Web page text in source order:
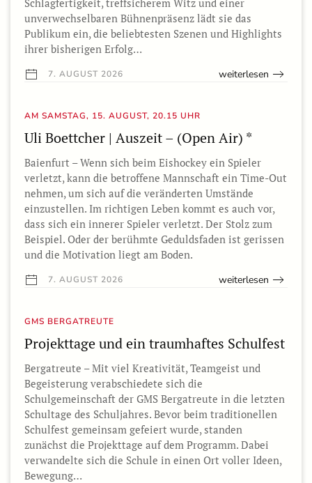
unverwechselbaren Bühnenpräsenz lädt sie das
Publikum ein, die beliebtesten Szenen und Highlights
ihrer bisherigen Erfolg…
7. AUGUST 2026 weiterlesen
AM SAMSTAG, 15. AUGUST, 20.15 UHR
Uli Boettcher | Auszeit – (Open Air) *
Baienfurt – Wenn sich beim Eishockey ein Spieler
verletzt, kann die betroffene Mannschaft ein Time-Out
nehmen, um sich auf die veränderten Umstände
einzustellen. Im richtigen Leben kommt es auch vor,
dass sich ein innerer Spieler verletzt. Der Stolz zum
Beispiel. Oder der berühmte Geduldsfaden ist gerissen
und die Motivation liegt am Boden.
7. AUGUST 2026 weiterlesen
GMS BERGATREUTE
Projekttage und ein traumhaftes Schulfest
Bergatreute – Mit viel Kreativität, Teamgeist und
Begeisterung verabschiedete sich die
Schulgemeinschaft der GMS Bergatreute in die letzten
Schultage des Schuljahres. Bevor beim traditionellen
Schulfest gemeinsam gefeiert wurde, standen
zunächst die Projekttage auf dem Programm. Dabei
verwandelte sich die Schule in einen Ort voller Ideen,
Bewegung…